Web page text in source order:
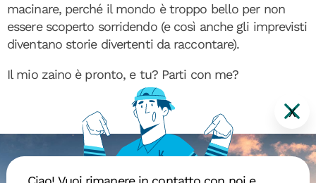
macinare, perché il mondo è troppo bello per non
essere scoperto sorridendo (e così anche gli imprevisti
diventano storie divertenti da raccontare).
Il mio zaino è pronto, e tu? Parti con me?
X